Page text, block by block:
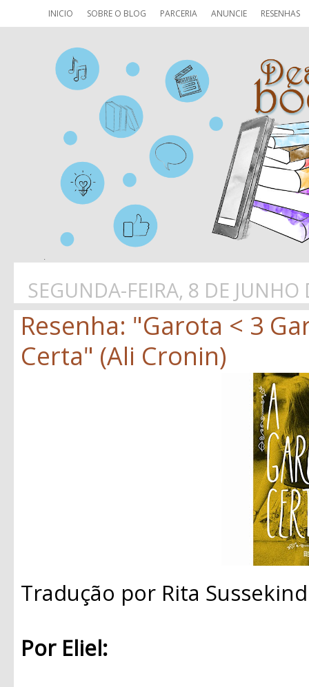
INICIO SOBRE O BLOG PARCERIA ANUNCIE RESENHAS
SEGUNDA-FEIRA, 8 DE JUNHO
Resenha: "Garota < 3
Certa" (Ali Cronin)
Tradução por Rita Sussekind
Por Eliel: